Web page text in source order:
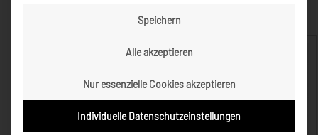
Speichern
Alle akzeptieren
Nur essenzielle Cookies akzeptieren
Individuelle Datenschutzeinstellungen